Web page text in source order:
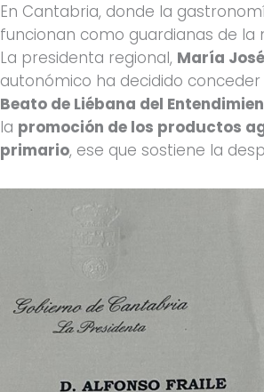
En Cantabria, donde la
funcionan como guardianas de la
La presidenta regional, María
autonómico ha decidido conceder
Beato de Liébana del
la promoción de los productos
primario, ese que sostiene la